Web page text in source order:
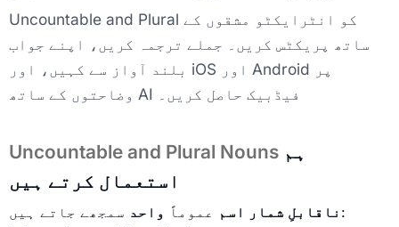
Uncountable and Plural کو انٹرایکٹو مشقوں کے
ساتھ پریکٹس کریں۔ جملے ترجمہ کریں، اپنے جواب
بلند آواز سے کہیں، اور iOS اور Android پر
وضاحتوں کے ساتھ AI فیڈبیک حاصل کریں۔
Uncountable and Plural Nouns ہم
استعمال کرتے ہیں
ناقابلِ شمار اسم عموماً واحد
سمجھے جاتے ہیں: